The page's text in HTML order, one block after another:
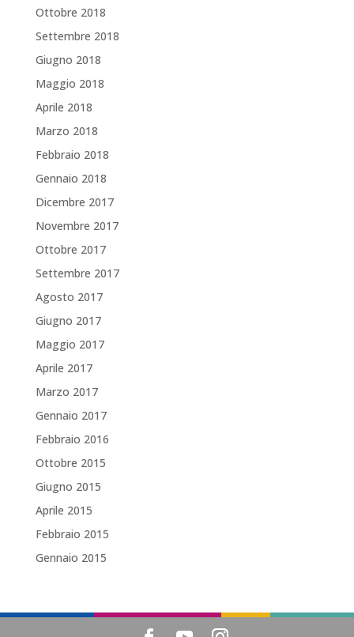
Ottobre 2018
Settembre 2018
Giugno 2018
Maggio 2018
Aprile 2018
Marzo 2018
Febbraio 2018
Gennaio 2018
Dicembre 2017
Novembre 2017
Ottobre 2017
Settembre 2017
Agosto 2017
Giugno 2017
Maggio 2017
Aprile 2017
Marzo 2017
Gennaio 2017
Febbraio 2016
Ottobre 2015
Giugno 2015
Aprile 2015
Febbraio 2015
Gennaio 2015